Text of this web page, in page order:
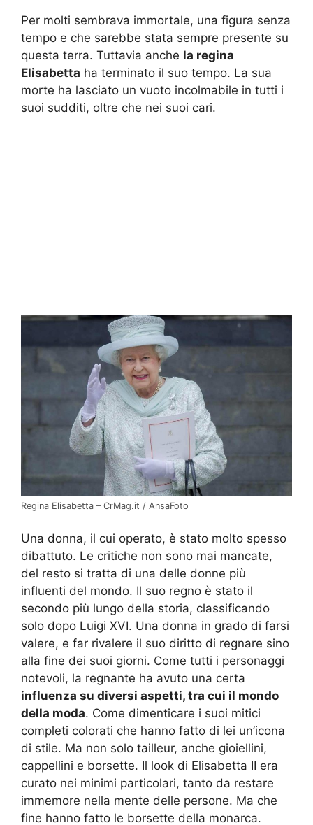
Per molti sembrava immortale, una figura senza
tempo e che sarebbe stata sempre presente su
questa terra. Tuttavia anche la regina
Elisabetta ha terminato il suo tempo. La sua
morte ha lasciato un vuoto incolmabile in tutti i
suoi sudditi, oltre che nei suoi cari.
Regina Elisabetta – CrMag.it / AnsaFoto
Una donna, il cui operato, è stato molto spesso
dibattuto. Le critiche non sono mai mancate,
del resto si tratta di una delle donne più
influenti del mondo. Il suo regno è stato il
secondo più lungo della storia, classificando
solo dopo Luigi XVI. Una donna in grado di farsi
valere, e far rivalere il suo diritto di regnare sino
alla fine dei suoi giorni. Come tutti i personaggi
notevoli, la regnante ha avuto una certa
influenza su diversi aspetti, tra cui il mondo
della moda. Come dimenticare i suoi mitici
completi colorati che hanno fatto di lei un’icona
di stile. Ma non solo tailleur, anche gioiellini,
cappellini e borsette. Il look di Elisabetta II era
curato nei minimi particolari, tanto da restare
immemore nella mente delle persone. Ma che
fine hanno fatto le borsette della monarca.